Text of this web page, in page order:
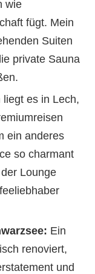
wie
fügt. Mein
Suiten
private Sauna
liegt es in Lech,
ein anderes
so charmant
Lounge
Ein
renoviert,
und